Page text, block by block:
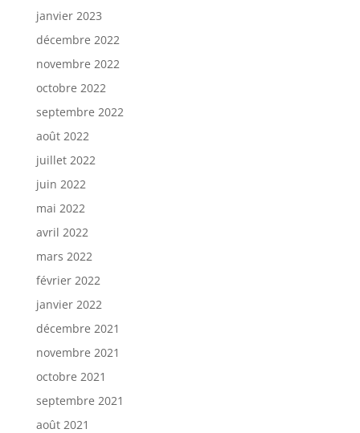
janvier 2023
décembre 2022
novembre 2022
octobre 2022
septembre 2022
août 2022
juillet 2022
juin 2022
mai 2022
avril 2022
mars 2022
février 2022
janvier 2022
décembre 2021
novembre 2021
octobre 2021
septembre 2021
août 2021